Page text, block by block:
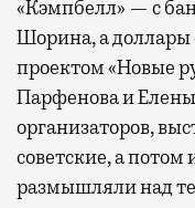
«Кэмпбелл» — с
Шорина, а доллары
проектом «Новые
Парфенова и
организаторов,
советские, а
размышляли над